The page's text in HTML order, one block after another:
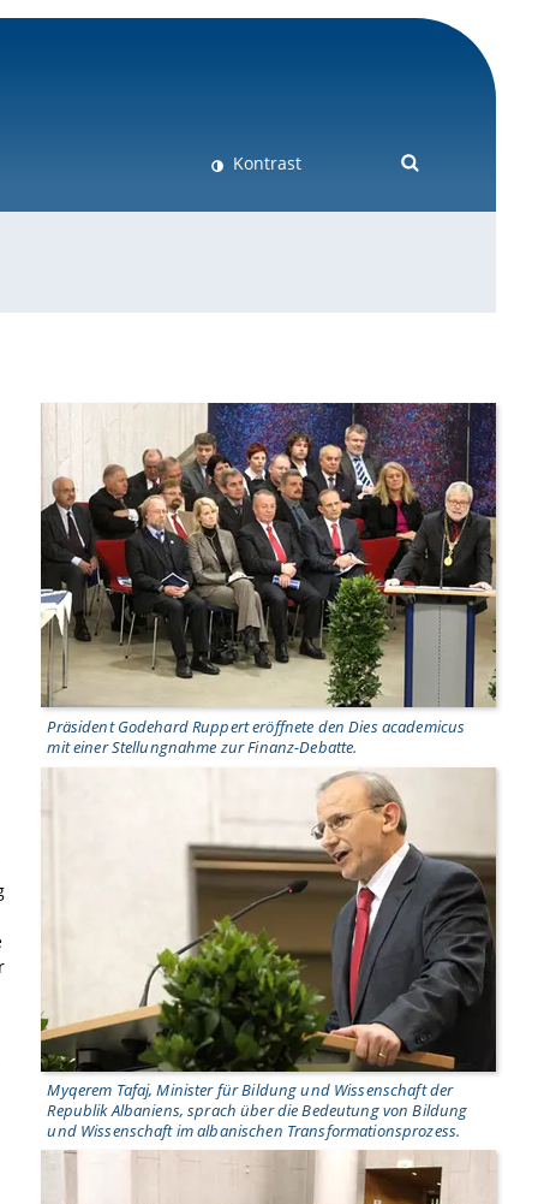
Kontrast
Präsident Godehard Ruppert eröffnete den Dies academicus
mit einer Stellungnahme zur Finanz-Debatte.
Myqerem Tafaj, Minister für Bildung und Wissenschaft der
Republik Albaniens, sprach über die Bedeutung von Bildung
und Wissenschaft im albanischen Transformationsprozess.